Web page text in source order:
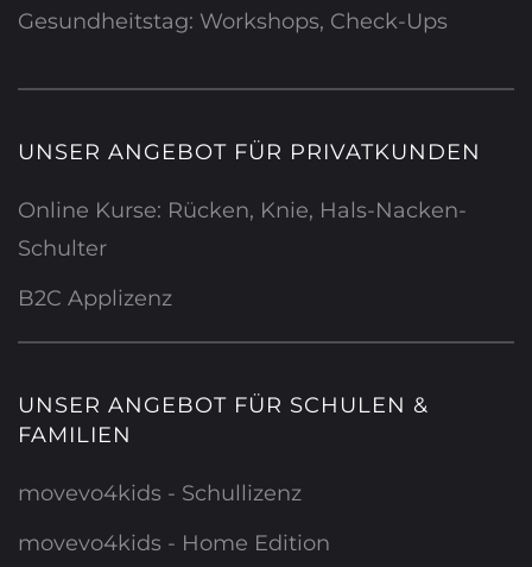
Gesundheitstag: Workshops, Check-Ups
UNSER ANGEBOT FÜR PRIVATKUNDEN
Online Kurse: Rücken, Knie, Hals-Nacken-
Schulter
B2C Applizenz
UNSER ANGEBOT FÜR SCHULEN &
FAMILIEN
movevo4kids - Schullizenz
movevo4kids - Home Edition